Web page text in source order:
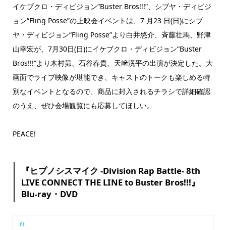
イケブクロ・ディビジョン“Buster Bros!!!”、シブヤ・ディビジ
ョン“Fling Posse”の上映会イベントは、7 月23 日(日)にシブ
ヤ・ディビジョン“Fling Posse”より白井悠介、斉藤壮馬、野津
山幸宏が、7月30日(日)にイケブクロ・ディビジョン“Buster
Bros!!!”より木村昴、石谷春貴、天﨑滉平の出演が決定した。大
画面でライブ映像が堪能でき、キャストのトークも楽しめる特
別なイベントとなるので、商品に封入されるチラシで詳細確認
のうえ、ぜひ会場観覧にも応募してほしい。
PEACE!
『ヒプノシスマイク -Division Rap Battle- 8th
LIVE CONNECT THE LINE to Buster Bros!!!』
Blu-ray・DVD